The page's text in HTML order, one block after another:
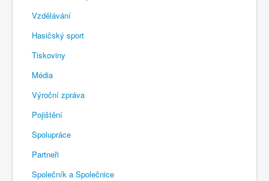
Vzdělávání
Hasičský sport
Tiskoviny
Média
Výroční zpráva
Pojištění
Spolupráce
Partneři
Společník a Společnice